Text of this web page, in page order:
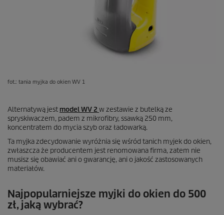
fot.: tania myjka do okien WV 1
Alternatywą jest model WV 2w zestawie z butelką ze
spryskiwaczem, padem z mikrofibry, ssawką 250 mm,
koncentratem do mycia szyb oraz ładowarką.
Ta myjka zdecydowanie wyróżnia się wśród tanich myjek do okien,
zwłaszcza że producentem jest renomowana firma, zatem nie
musisz się obawiać ani o gwarancję, ani o jakość zastosowanych
materiałów.
Najpopularniejsze myjki do okien do 500
zł, jaką wybrać?